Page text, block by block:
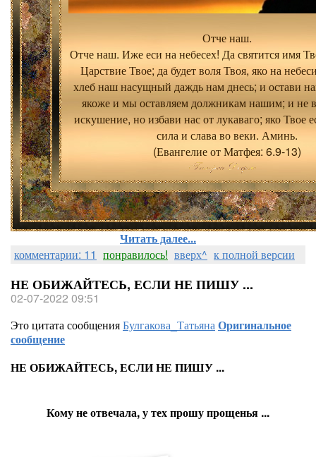
Отче наш.
Отче наш. Иже еси на небесех! Да святится имя
Царствие Твое; да будет воля Твоя, яко на
хлеб наш насущный даждь нам днесь; и остави
якоже и мы оставляем должникам нашим; и не
искушение, но избави нас от лукаваго; яко Твое
сила и слава во веки. Аминь.
(Евангелие от Матфея: 6.9-13)
Читать далее...
комментарии: 11 понравилось! вверх^ к полной версии
НЕ ОБИЖАЙТЕСЬ, ЕСЛИ НЕ ПИШУ ...
02-07-2022 09:51
Это цитата сообщенияБулгакова_ТатьянаОригинальное
сообщение
НЕ ОБИЖАЙТЕСЬ, ЕСЛИ НЕ ПИШУ ...
Кому не отвечала, у тех прошу прощенья ...